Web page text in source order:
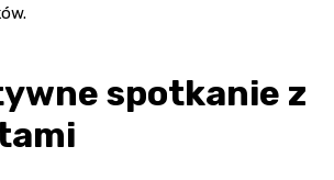
spotkanie z